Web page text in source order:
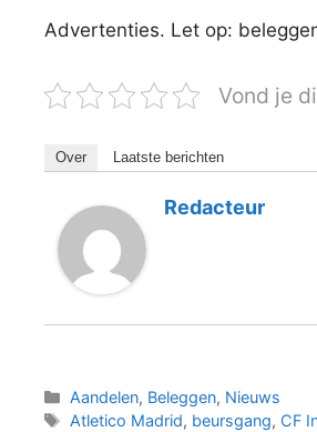
Advertenties. Let op:
Vond je
Over Laatste berichten
Redacteur
Categorieën
Aandelen, Beleggen, Nieuws
Tags
Atletico Madrid, beursgang, CF